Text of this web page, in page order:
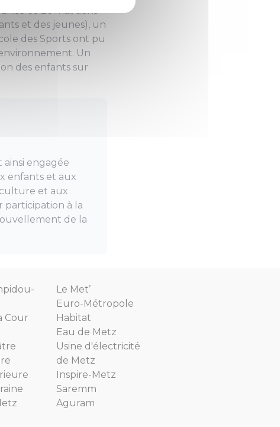
ce 26 mai, dans
et des jeunes), un
des Sports ont pu
Un
des enfants sur
ainsi engagée
enfants et aux
et aux
participation à la
de la
Cour
Le Met’
Euro-Métropole
Habitat
Eau de Metz
Usine d'électricité
de Metz
Inspire-Metz
Saremm
Aguram